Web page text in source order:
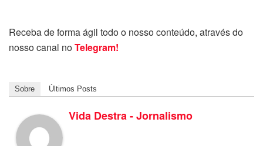
Receba de forma ágil todo o nosso conteúdo, através do
nosso canal noTelegram!
Sobre Últimos Posts
Vida Destra - Jornalismo